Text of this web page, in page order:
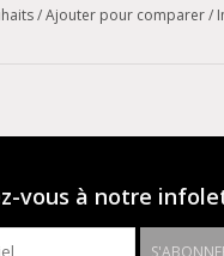
/Ajouter pour comparer/
vous à notre